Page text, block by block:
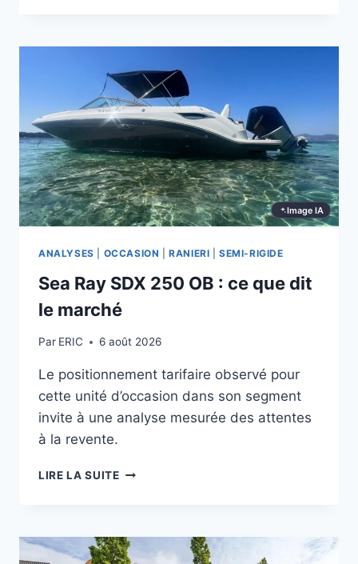
:
QUE
DIT
LE
MARCHÉ
Image IA
ANALYSES OCCASION |RANIERI |SEMI-RIGIDE
Sea Ray SDX 250 OB : ce que dit
le marché
Par ERIC 6 août 2026
Le positionnement tarifaire observé pour
cette unité d’occasion dans son segment
invite à une analyse mesurée des attentes
à la revente.
LIRE LA SUITESEA
OB
: